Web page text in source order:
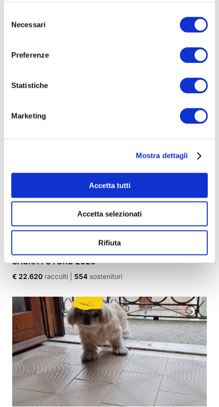
delNecessari
Preferenze
Statistiche
Marketing
Mostra dettagli
Accetta tutti
Accetta selezionati
Rifiuta
€ 1.325raccolti
SAGRA FUTURO 2026
€ 22.620 raccolti 554 sostenitori